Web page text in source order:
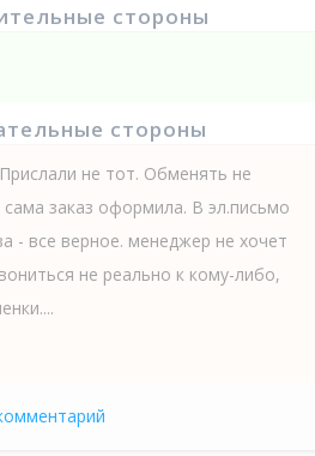
стороны
стороны
не тот. Обменять не
заказ оформила. В эл.письмо
- все верное. менеджер не хочет
не реально к кому-либо,